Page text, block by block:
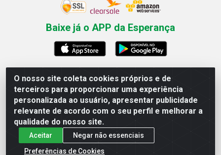
O nosso site coleta cookies próprios e de
terceiros para proporcionar uma experiência
personalizada ao usuário, apresentar publicidade
relevante de acordo com o seu perfil e melhorar a
qualidade do nosso site.
Aceitar
Negar não essenciais
Preferências de Cookies
Baixe já o APP da Esperança
Esperança Nordeste - Rua Professor Caldas Filho, 291 -
Estância - Recife / PE CEP: 50771-335 - CNPJ
03.666.136/0001-23